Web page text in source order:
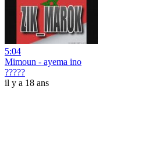
5:04
Mimoun - ayema ino
?????
il y a 18 ans